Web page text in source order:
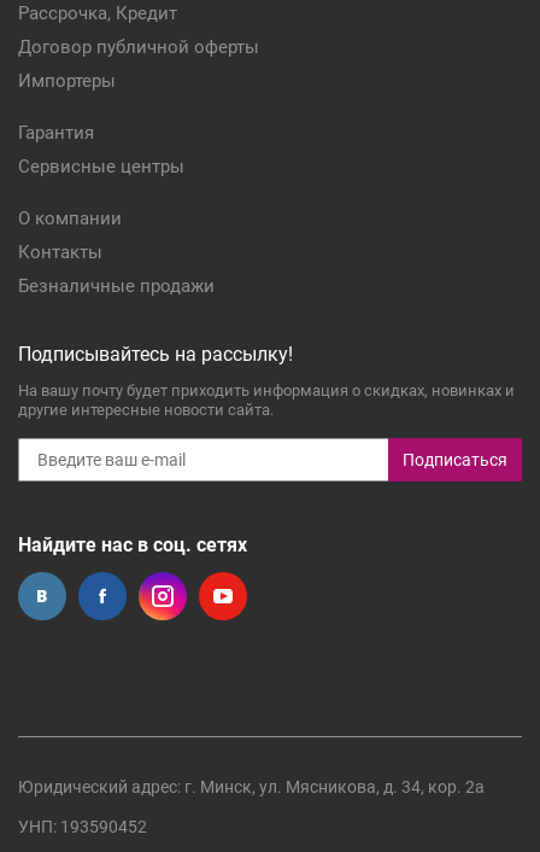
Рассрочка, Кредит
Договор публичной оферты
Импортеры
Гарантия
Сервисные центры
О компании
Контакты
Безналичные продажи
Подписывайтесь на рассылку!
На вашу почту будет приходить информация о скидках, новинках и
другие интересные новости сайта.
Подписаться
Найдите нас в соц. сетях
Юридический адрес: г. Минск, ул. Мясникова, д. 34, кор. 2а
УНП: 193590452